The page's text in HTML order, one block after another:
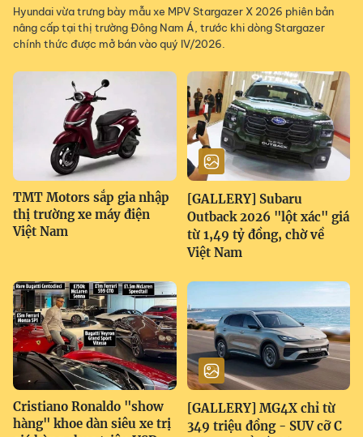
Hyundai vừa trưng bày mẫu xe MPV Stargazer X 2026 phiên bản
nâng cấp tại thị trường Đông Nam Á, trước khi dòng Stargazer
chính thức được mở bán vào quý IV/2026.
TMT Motors sắp gia nhập
thị trường xe máy điện
Việt Nam
[GALLERY] Subaru
Outback 2026 "lột xác" giá
từ 1,49 tỷ đồng, chờ về
Việt Nam
Cristiano Ronaldo "show
hàng" khoe dàn siêu xe trị
[GALLERY] MG4X chỉ từ
349 triệu đồng - SUV cỡ C